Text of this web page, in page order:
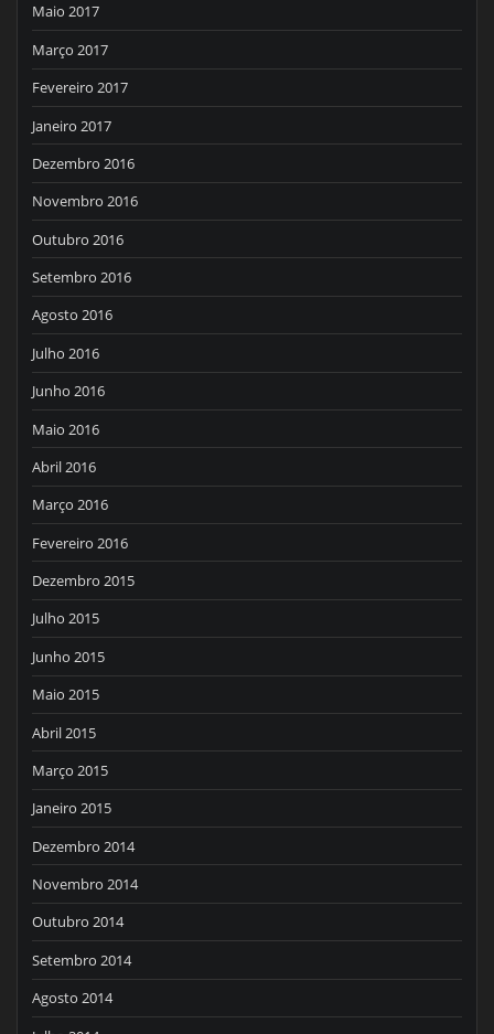
Maio 2017
Março 2017
Fevereiro 2017
Janeiro 2017
Dezembro 2016
Novembro 2016
Outubro 2016
Setembro 2016
Agosto 2016
Julho 2016
Junho 2016
Maio 2016
Abril 2016
Março 2016
Fevereiro 2016
Dezembro 2015
Julho 2015
Junho 2015
Maio 2015
Abril 2015
Março 2015
Janeiro 2015
Dezembro 2014
Novembro 2014
Outubro 2014
Setembro 2014
Agosto 2014